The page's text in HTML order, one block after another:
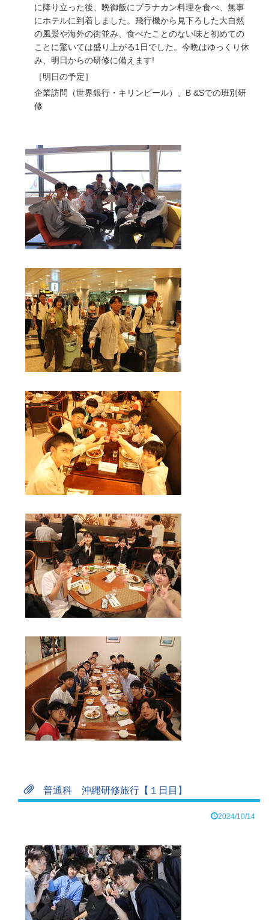
に降り立った後、晩御飯にプラナカン料理を食べ、無事
にホテルに到着しました。飛行機から見下ろした大自然
の風景や海外の街並み、食べたことのない味と初めての
ことに驚いては盛り上がる1日でした。 今晩はゆっくり休
み、明日からの研修に備えます!
［明日の予定］
企業訪問（世界銀行・キリンビール）、B &Sでの班別研
修
普通科 沖縄研修旅行【１日目】
2024/10/14